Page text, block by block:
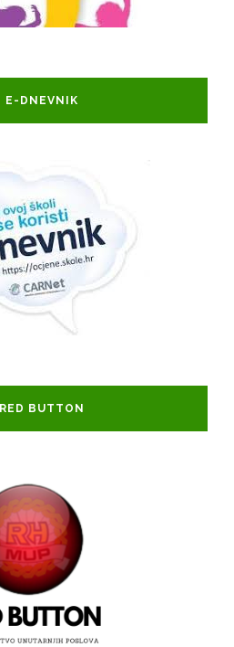
E-DNEVNIK
RED BUTTON